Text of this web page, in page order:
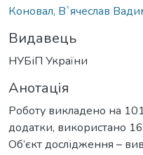
Коновал, В`ячеслав
Видавець
НУБіП України
Анотація
Роботу викладено на
додатки, використано
Об’єкт дослідження –